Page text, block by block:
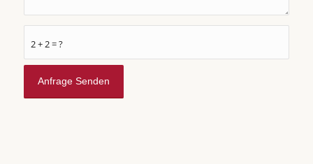
2 + 2 = ?